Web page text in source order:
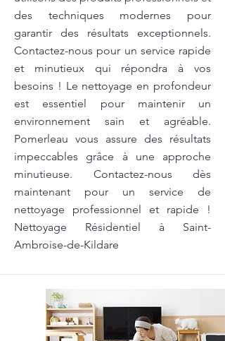
des techniques modernes pour
garantir des résultats exceptionnels.
Contactez-nous pour un service rapide
et minutieux qui répondra à vos
besoins ! Le nettoyage en profondeur
est essentiel pour maintenir un
environnement sain et agréable.
Pomerleau vous assure des résultats
impeccables grâce à une approche
minutieuse. Contactez-nous dès
maintenant pour un service de
nettoyage professionnel et rapide !
Nettoyage Résidentiel à Saint-
Ambroise-de-Kildare